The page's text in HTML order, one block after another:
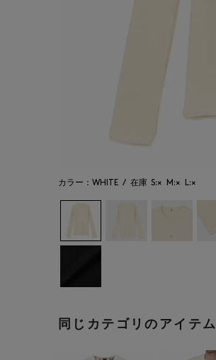
カラー：WHITE / 在庫 S:× M:× L:×
同じカテゴリのアイテム